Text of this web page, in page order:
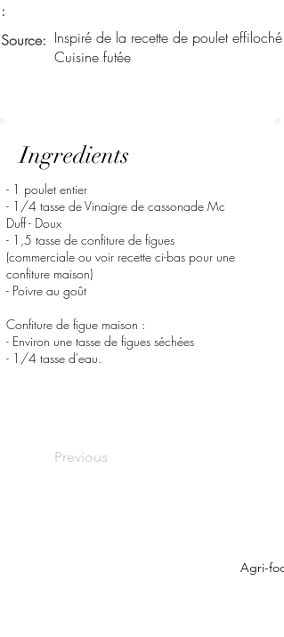
:
Source: Inspiré de la recette de poulet
Cuisine futée
Ingredients
- 1 poulet entier
- 1/4 tasse de Vinaigre de cassonade Mc
Duff - Doux
- 1,5 tasse de confiture de figues
(commerciale ou voir recette ci-bas pour une
confiture maison)
- Poivre au goût
Confiture de figue maison :
- Environ une tasse de figues séchées
- 1/4 tasse d'eau.
Previous
Agri-